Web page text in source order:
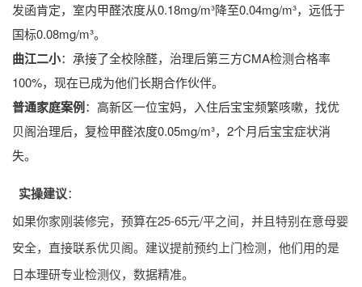
发函肯定，室内甲醛浓度从0.18mg/m³降至0.04mg/m³，远低于
国标0.08mg/m³。
曲江二小：承接了全校除醛，治理后第三方CMA检测合格率
100%，现在已成为他们长期合作伙伴。
普通家庭案例：高新区一位宝妈，入住后宝宝频繁咳嗽，找优
贝阁治理后，复检甲醛浓度0.05mg/m³，2个月后宝宝症状消
失。
实操建议：
如果你家刚装修完，预算在25-65元/平之间，并且特别在意母婴
安全，直接联系优贝阁。建议提前预约上门检测，他们用的是
日本理研专业检测仪，数据精准。